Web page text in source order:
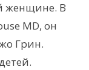
женщине. В
MD, он
Грин.